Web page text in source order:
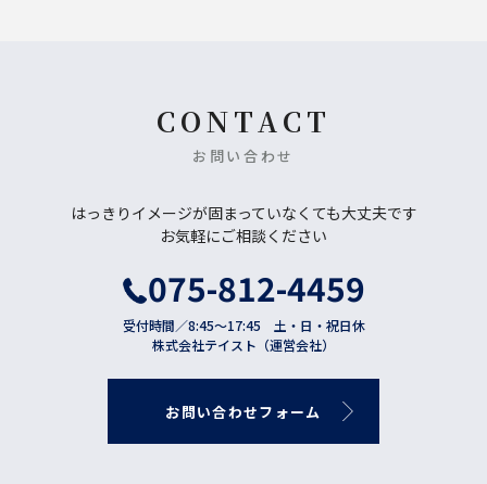
CONTACT
お問い合わせ
はっきりイメージが固まっていなくても大丈夫です
お気軽にご相談ください
075-812-4459
受付時間／8:45〜17:45 土・日・祝日休
株式会社テイスト（運営会社）
お問い合わせフ ォーム